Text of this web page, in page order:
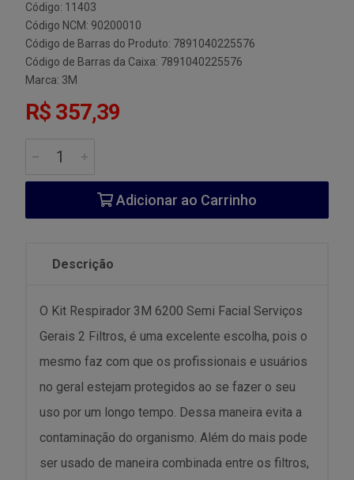
Código: 11403
Código NCM: 90200010
Código de Barras do Produto: 7891040225576
Código de Barras da Caixa: 7891040225576
Marca: 3M
R$ 357,39
Adicionar ao Carrinho
Descrição
O Kit Respirador 3M 6200 Semi Facial Serviços
Gerais 2 Filtros, é uma excelente escolha, pois o
mesmo faz com que os profissionais e usuários
no geral estejam protegidos ao se fazer o seu
uso por um longo tempo. Dessa maneira evita a
contaminação do organismo. Além do mais pode
ser usado de maneira combinada entre os filtros,